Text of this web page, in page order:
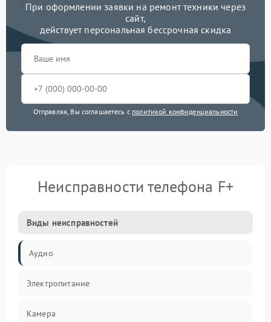
При оформлении заявки на ремонт техники через
сайт,
действует персональная бессрочная скидка
Отправляя, Вы соглашаетесь с политикой конфиденциальности
Неисправности телефона F+
Виды неисправностей
Аудио
Электропитание
Камера